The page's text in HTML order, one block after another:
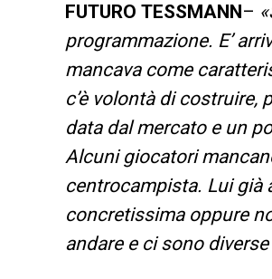
FUTURO TESSMANN –
programmazione. E’
mancava come
c’è volontà di costruire,
data dal mercato e un
Alcuni giocatori
centrocampista. Lui già
concretissima oppure
andare e ci sono